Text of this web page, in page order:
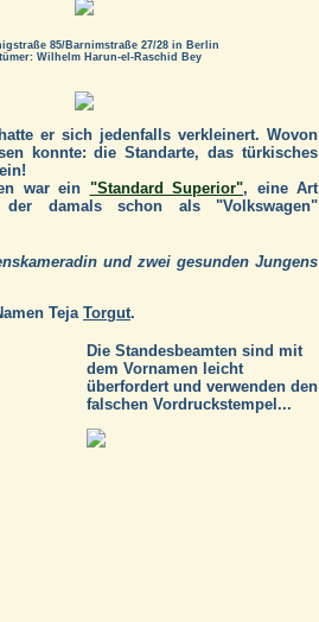
85/Barnimstraße 27/28 in Berlin
Wilhelm Harun-el-Raschid Bey
er sich jedenfalls verkleinert. Wovon
konnte: die Standarte, das türkisches
war ein "Standard Superior", eine Art
der damals schon als "Volkswagen"
und zwei gesunden Jungens
Teja Torgut.
Die Standesbeamten sind mit
dem Vornamen leicht
überfordert und verwenden den
falschen Vordruckstempel...